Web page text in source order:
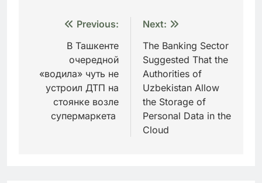
Навигация
записям
Previous:
В Ташкенте
очередной
«водила» чуть не
устроил ДТП на
стоянке возле
супермаркета
Next:
The Banking Sector
Suggested That the
Authorities of
Uzbekistan Allow
the Storage of
Personal Data in the
Cloud